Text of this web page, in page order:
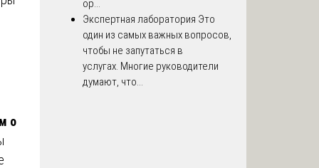
о
ор...
Экспертная лаборатория Это
один из самых важных вопросов,
чтобы не запутаться в
услугах. Многие руководители
думают, что...